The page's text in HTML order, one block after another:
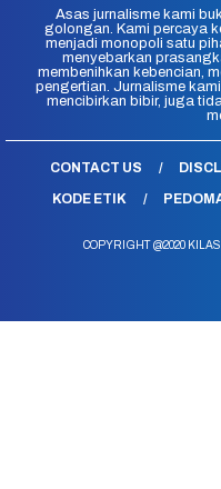
Asas jurnalisme kami
golongan. Kami percaya
menjadi monopoli satu
menyebarkan
membenihkan kebencian,
pengertian. Jurnalisme
mencibirkan bibir, juga
CONTACT US
KODE ETIK
COPYRIGHT @2020